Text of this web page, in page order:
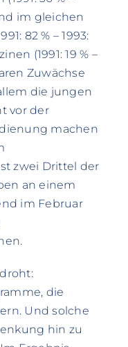
im gleichen
82 % – 1993:
(1991: 19 % –
Zuwächse
die jungen
vor der
machen
zwei Drittel der
an einem
im Februar
die
Und solche
hin zu